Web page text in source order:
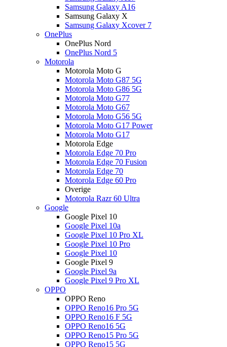
Samsung Galaxy A16
Samsung Galaxy X
Samsung Galaxy Xcover 7
OnePlus
OnePlus Nord
OnePlus Nord 5
Motorola
Motorola Moto G
Motorola Moto G87 5G
Motorola Moto G86 5G
Motorola Moto G77
Motorola Moto G67
Motorola Moto G56 5G
Motorola Moto G17 Power
Motorola Moto G17
Motorola Edge
Motorola Edge 70 Pro
Motorola Edge 70 Fusion
Motorola Edge 70
Motorola Edge 60 Pro
Overige
Motorola Razr 60 Ultra
Google
Google Pixel 10
Google Pixel 10a
Google Pixel 10 Pro XL
Google Pixel 10 Pro
Google Pixel 10
Google Pixel 9
Google Pixel 9a
Google Pixel 9 Pro XL
OPPO
OPPO Reno
OPPO Reno16 Pro 5G
OPPO Reno16 F 5G
OPPO Reno16 5G
OPPO Reno15 Pro 5G
OPPO Reno15 5G